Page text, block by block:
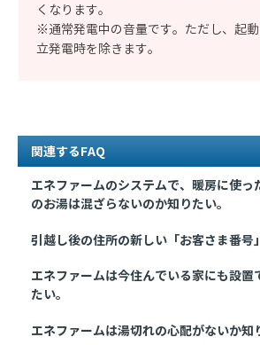
くなります。
※通常発電中の音量です。ただし、起
立発電時を除きます。
関連するFAQ
エネファームのシステムで、暖房に使っ
のお湯は混ざらないのか知りたい。
引越し後の住所の新しい「お客さま番号
エネファームは今住んでいる家にも設置
たい。
エネファームは湯切れの心配がないか知